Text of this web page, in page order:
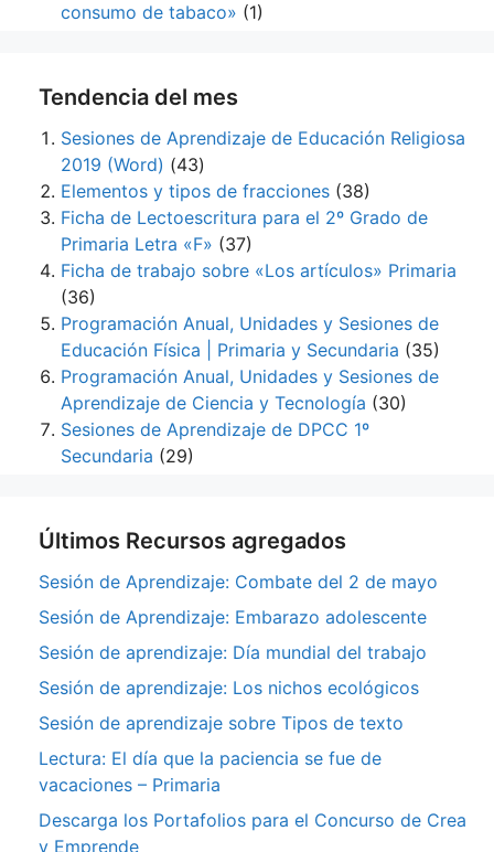
consumo de tabaco» (1)
Tendencia del mes
Sesiones de Aprendizaje de Educación Religiosa
2019 (Word) (43)
Elementos y tipos de fracciones (38)
Ficha de Lectoescritura para el 2º Grado de
Primaria Letra «F» (37)
Ficha de trabajo sobre «Los artículos» Primaria
(36)
Programación Anual, Unidades y Sesiones de
Educación Física | Primaria y Secundaria (35)
Programación Anual, Unidades y Sesiones de
Aprendizaje de Ciencia y Tecnología (30)
Sesiones de Aprendizaje de DPCC 1º
Secundaria (29)
Últimos Recursos agregados
Sesión de Aprendizaje: Combate del 2 de mayo
Sesión de Aprendizaje: Embarazo adolescente
Sesión de aprendizaje: Día mundial del trabajo
Sesión de aprendizaje: Los nichos ecológicos
Sesión de aprendizaje sobre Tipos de texto
Lectura: El día que la paciencia se fue de
vacaciones – Primaria
Descarga los Portafolios para el Concurso de Crea
y Emprende